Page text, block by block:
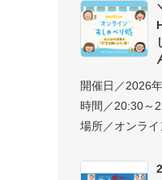
開催日／2026
時間／20:30～
場所／オンライ